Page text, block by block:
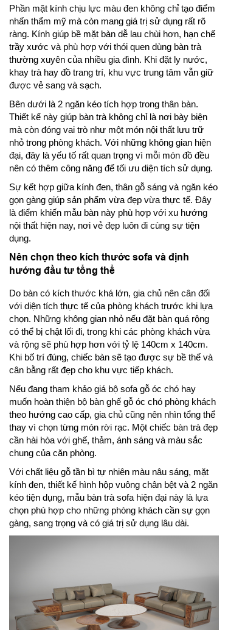
Phần mặt kính chịu lực màu đen không chỉ tạo điểm
nhấn thẩm mỹ mà còn mang giá trị sử dụng rất rõ
ràng. Kính giúp bề mặt bàn dễ lau chùi hơn, hạn chế
trầy xước và phù hợp với thói quen dùng bàn trà
thường xuyên của nhiều gia đình. Khi đặt ly nước,
khay trà hay đồ trang trí, khu vực trung tâm vẫn giữ
được vẻ sang và sạch.
Bên dưới là 2 ngăn kéo tích hợp trong thân bàn.
Thiết kế này giúp bàn trà không chỉ là nơi bày biện
mà còn đóng vai trò như một món nội thất lưu trữ
nhỏ trong phòng khách. Với những không gian hiện
đại, đây là yếu tố rất quan trọng vì mỗi món đồ đều
nên có thêm công năng để tối ưu diện tích sử dụng.
Sự kết hợp giữa kính đen, thân gỗ sáng và ngăn kéo
gọn gàng giúp sản phẩm vừa đẹp vừa thực tế. Đây
là điểm khiến mẫu bàn này phù hợp với xu hướng
nội thất hiện nay, nơi vẻ đẹp luôn đi cùng sự tiện
dụng.
Nên chọn theo kích thước sofa và định
hướng đầu tư tổng thể
Do bàn có kích thước khá lớn, gia chủ nên cân đối
với diện tích thực tế của phòng khách trước khi lựa
chọn. Những không gian nhỏ nếu đặt bàn quá rộng
có thể bị chật lối đi, trong khi các phòng khách vừa
và rộng sẽ phù hợp hơn với tỷ lệ 140cm x 140cm.
Khi bố trí đúng, chiếc bàn sẽ tạo được sự bề thế và
cân bằng rất đẹp cho khu vực tiếp khách.
Nếu đang tham khảo giá bộ sofa gỗ óc chó hay
muốn hoàn thiện bộ bàn ghế gỗ óc chó phòng khách
theo hướng cao cấp, gia chủ cũng nên nhìn tổng thể
thay vì chọn từng món rời rạc. Một chiếc bàn trà đẹp
cần hài hòa với ghế, thảm, ánh sáng và màu sắc
chung của căn phòng.
Với chất liệu gỗ tần bì tự nhiên màu nâu sáng, mặt
kính đen, thiết kế hình hộp vuông chân bệt và 2 ngăn
kéo tiện dụng, mẫu bàn trà sofa hiện đại này là lựa
chọn phù hợp cho những phòng khách cần sự gọn
gàng, sang trọng và có giá trị sử dụng lâu dài.